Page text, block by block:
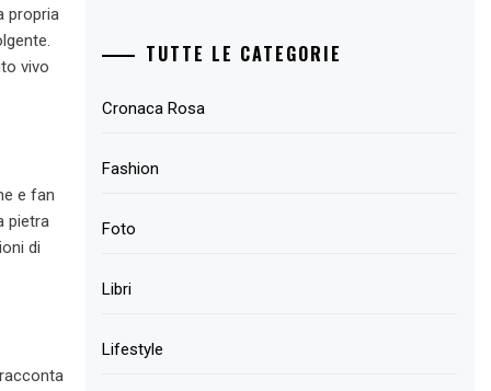
propria
vivo
e fan
pietra
di
TUTTE LE CATEGORIE
Cronaca Rosa
Fashion
Foto
Libri
Lifestyle